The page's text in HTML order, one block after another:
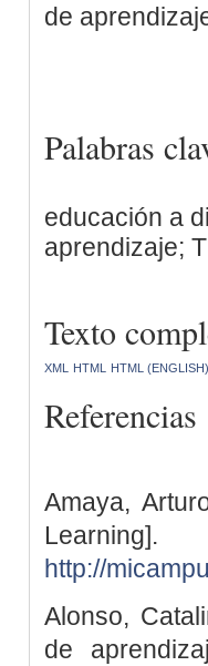
de
Palabras
educación a
aprendizaje;
Texto
XML HTML HTML (ENGLISH)
Referencias
Amaya,
http://
Alonso,
de